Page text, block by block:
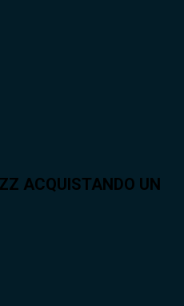
ACQUISTANDO UN